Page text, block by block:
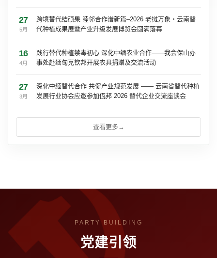
27
5月
跨境替代结硕果 睦邻合作谱新篇–2026 老挝万象・云南替
代种植成果展暨产业升级发展博览会圆满落幕
16
4月
践行替代种植禁毒初心 深化中缅农业合作——我会保山办
事处赴缅甸克钦邦开展农具捐赠及交流活动
27
3月
深化中缅替代合作 共促产业规范发展 —— 云南省替代种植
发展行业协会应邀参加佤邦 2026 替代企业交流座谈会
查看更多 →
党建引领